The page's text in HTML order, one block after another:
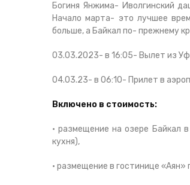
Богиня Янжима- Иволгинский
Начало марта- это лучшее
больше, а Байкал по- прежнему
03.03.2023- в 16:05- Вылет из
04.03.23- в 06:10- Прилет в
Включено в стоимость:
• размещение на озере Байкал
кухня),
• размещение в гостинице